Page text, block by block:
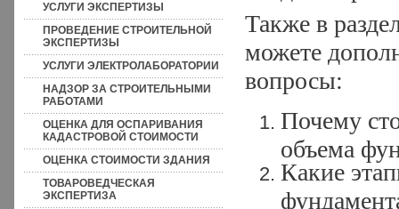
УСЛУГИ ЭКСПЕРТИЗЫ
ПРОВЕДЕНИЕ СТРОИТЕЛЬНОЙ
ЭКСПЕРТИЗЫ
УСЛУГИ ЭЛЕКТРОЛАБОРАТОРИИ
НАДЗОР ЗА СТРОИТЕЛЬНЫМИ
РАБОТАМИ
ОЦЕНКА ДЛЯ ОСПАРИВАНИЯ
КАДАСТРОВОЙ СТОИМОСТИ
ОЦЕНКА СТОИМОСТИ ЗДАНИЯ
ТОВАРОВЕДЧЕСКАЯ
ЭКСПЕРТИЗА
Также в
можете
вопросы:
Почему
объема
Какие